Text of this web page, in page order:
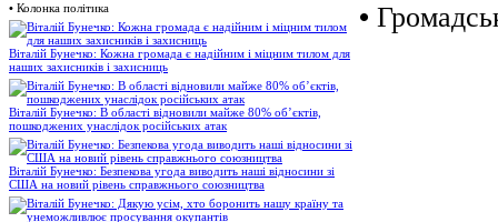
• Колонка політика
Віталій Бунечко: Кожна громада є надійним і міцним тилом для
наших захисників і захисниць
Віталій Бунечко: В області відновили майже 80% об’єктів,
пошкоджених унаслідок російських атак
Віталій Бунечко: Безпекова угода виводить наші відносини зі
США на новий рівень справжнього союзництва
•